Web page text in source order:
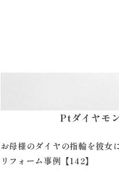
Ptダイヤモ
お母様のダイヤの指輪を彼女
リフォーム事例【142】